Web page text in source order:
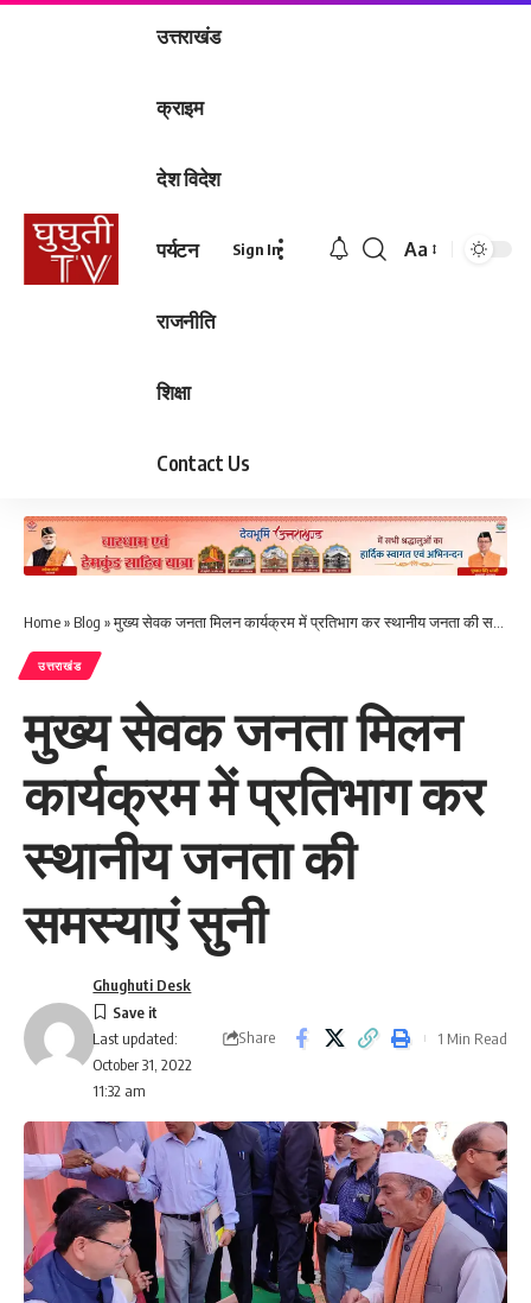
उत्तराखंड
क्राइम
देश विदेश
पर्यटन
राजनीति
शिक्षा
Contact Us
Sign In
Font
Aa
Home» Blog »मुख्य सेवक जनता मिलन कार्यक्रम में प्रतिभाग कर स्थानीय जनता की समस्याएं सुनी
उत्तराखंड
मुख्य सेवक जनता मिलन
कार्यक्रम में प्रतिभाग कर
स्थानीय जनता की
समस्याएं सुनी
Last updated:
October 31, 2022
11:32 am
Ghughuti Desk
Share 1 Min Read